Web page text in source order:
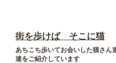
街を歩けば そこに猫
あちこち歩いてお会いした猫さん
達をご紹介しています